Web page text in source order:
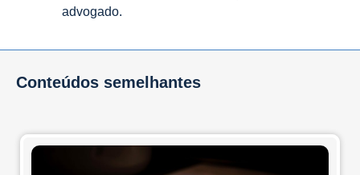
advogado.
Conteúdos semelhantes